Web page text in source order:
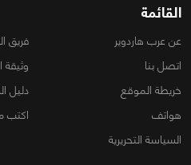
القائمة
عن عرب هاردوير
فريق
اتصل بنا
خريطة الموقع
دليل
هواتف
اكتب
السياسة التحريرية